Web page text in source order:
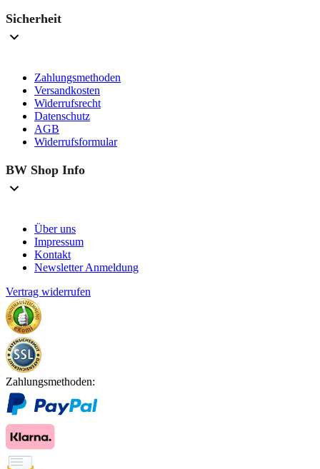
Sicherheit
Zahlungsmethoden
Versandkosten
Widerrufsrecht
Datenschutz
AGB
Widerrufsformular
BW Shop Info
Über uns
Impressum
Kontakt
Newsletter Anmeldung
Vertrag widerrufen
Zahlungsmethoden: